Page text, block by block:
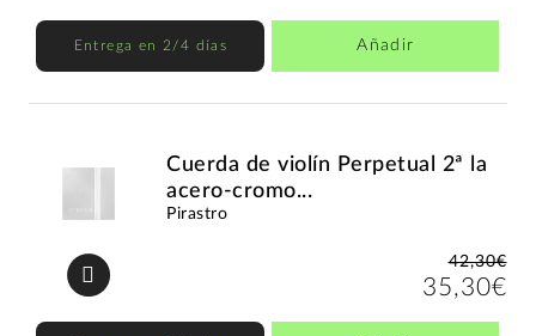
Entrega en 2/4 días Añadir
Cuerda de violín Perpetual 2ª la
acero-cromo...
Pirastro
42,30€
35,30€